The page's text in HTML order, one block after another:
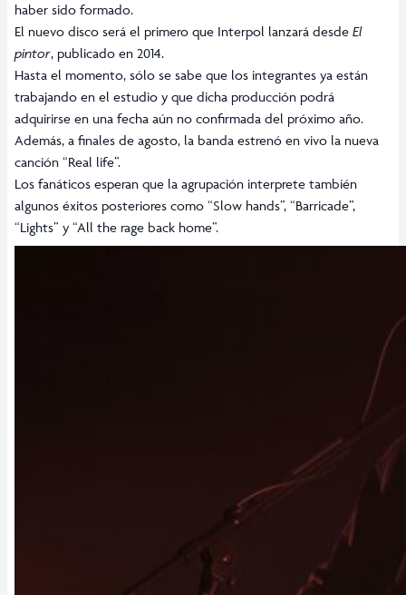
haber sido formado.
El nuevo disco será el primero que Interpol lanzará desde El
pintor, publicado en 2014.
Hasta el momento, sólo se sabe que los integrantes ya están
trabajando en el estudio y que dicha producción podrá
adquirirse en una fecha aún no confirmada del próximo año.
Además, a finales de agosto, la banda estrenó en vivo la nueva
canción “Real life”.
Los fanáticos esperan que la agrupación interprete también
algunos éxitos posteriores como “Slow hands”, “Barricade”,
“Lights” y “All the rage back home”.